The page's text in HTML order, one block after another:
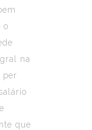
o
na
per
que